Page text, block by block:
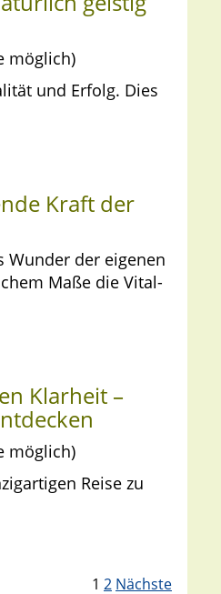
möglich)
und Erfolg. Dies
Kraft der
Wunder der eigenen
Maße die Vital-
Klarheit –
möglich)
Reise zu
1 2 Nächste